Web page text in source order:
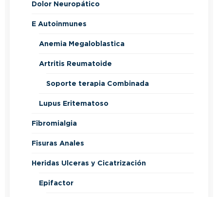
Dolor Neuropático
E Autoinmunes
Anemia Megaloblastica
Artritis Reumatoide
Soporte terapia Combinada
Lupus Eritematoso
Fibromialgia
Fisuras Anales
Heridas Ulceras y Cicatrización
Epifactor